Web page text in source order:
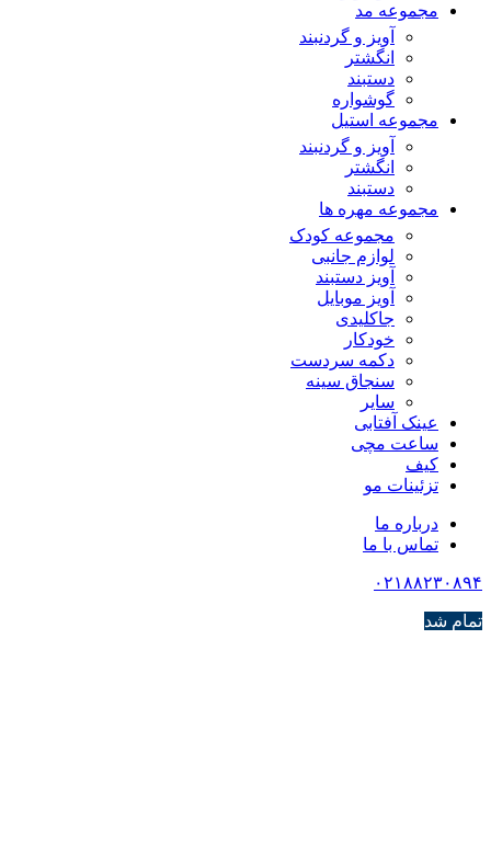
مجموعه مد
آویز و گردنبند
انگشتر
دستبند
گوشواره
مجموعه استیل
آویز و گردنبند
انگشتر
دستبند
مجموعه مهره ها
مجموعه کودک
لوازم جانبی
آویز دستبند
آویز موبایل
جاکلیدی
خودکار
دکمه سردست
سنجاق سینه
سایر
عینک آفتابی
ساعت مچی
کیف
تزئینات مو
درباره ما
تماس با ما
۰۲۱۸۸۲۳۰۸۹۴
تمام شد